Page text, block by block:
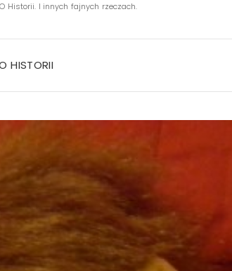
Historii. I innych fajnych rzeczach.
HISTORII